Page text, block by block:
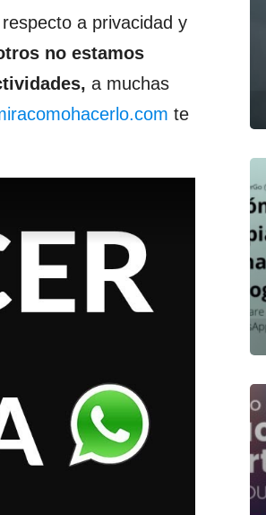
a privacidad y
no estamos
a muchas
te